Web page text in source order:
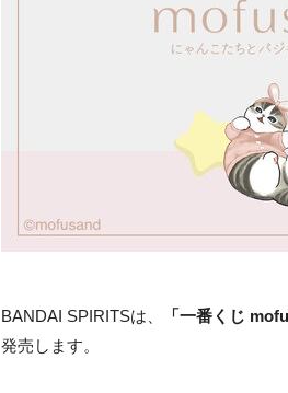
BANDAI SPIRITSは、 「一番くじ
発売します。